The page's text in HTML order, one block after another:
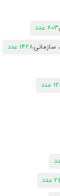
603 عدد
سازمانی1428 عدد
عدد